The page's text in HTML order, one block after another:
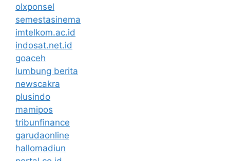
olxponsel
semestasinema
imtelkom.ac.id
indosat.net.id
goaceh
lumbung berita
newscakra
plusindo
mamipos
tribunfinance
garudaonline
hallomadiun